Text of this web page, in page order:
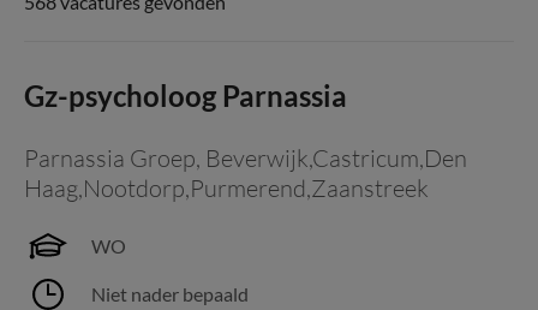
Gz-psycholoog Parnassia
Parnassia Groep, Beverwijk,Castricum,Den
Haag,Nootdorp,Purmerend,Zaanstreek
WO
Niet nader bepaald